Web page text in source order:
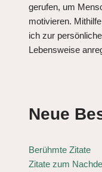
gerufen, um
motivieren.
ich zur
Lebensweise
Neue
Berühmte Zitate
Zitate zum